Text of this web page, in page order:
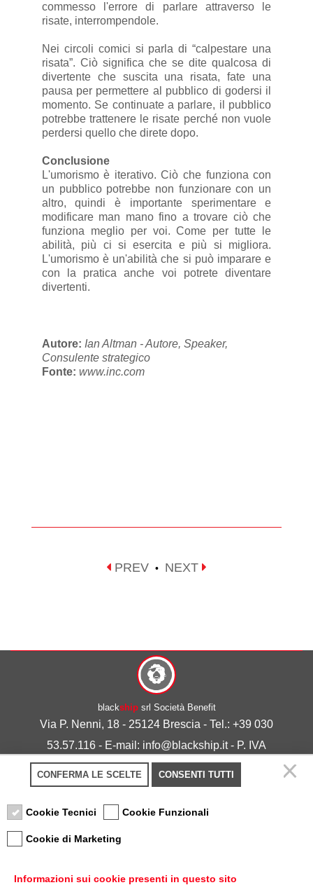
commesso l'errore di parlare attraverso le
risate, interrompendole.
Nei circoli comici si parla di “calpestare una
risata”. Ciò significa che se dite qualcosa di
divertente che suscita una risata, fate una
pausa per permettere al pubblico di godersi il
momento. Se continuate a parlare, il pubblico
potrebbe trattenere le risate perché non vuole
perdersi quello che direte dopo.
Conclusione
L'umorismo è iterativo. Ciò che funziona con
un pubblico potrebbe non funzionare con un
altro, quindi è importante sperimentare e
modificare man mano fino a trovare ciò che
funziona meglio per voi. Come per tutte le
abilità, più ci si esercita e più si migliora.
L'umorismo è un'abilità che si può imparare e
con la pratica anche voi potrete diventare
divertenti.
Autore: Ian Altman - Autore, Speaker,
Consulente strategico
Fonte: www.inc.com
PREV • NEXT
blackshipsrl Società Benefit
Via P. Nenni, 18 - 25124 Brescia - Tel.: +39 030
53.57.116 - E-mail: info@blackship.it - P. IVA
03492980986
Privacy policy-Cookie policy
CONFERMA LE SCELTE CONSENTI TUTTI
Cookie Tecnici Cookie Funzionali
Cookie di Marketing
Informazioni sui cookie presenti in questo sito